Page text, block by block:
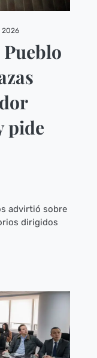
2026
pide
advirtió sobre
dirigidos